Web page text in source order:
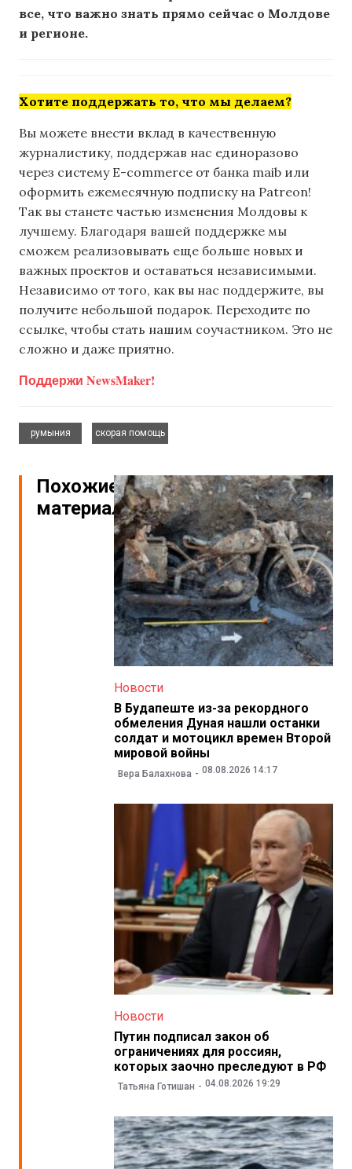
все, что важно знать прямо сейчас о Молдове
и регионе.
Хотите поддержать то, что мы делаем?
Вы можете внести вклад в качественную
журналистику, поддержав нас единоразово
через систему E-commerce от банка maib или
оформить ежемесячную подписку на Patreon!
Так вы станете частью изменения Молдовы к
лучшему. Благодаря вашей поддержке мы
сможем реализовывать еще больше новых и
важных проектов и оставаться независимыми.
Независимо от того, как вы нас поддержите, вы
получите небольшой подарок. Переходите по
ссылке, чтобы стать нашим соучастником. Это не
сложно и даже приятно.
Поддержи NewsMaker!
румыния
скорая помощь
Похожие
материалы
Новости
В Будапеште из-за рекордного
обмеления Дуная нашли останки
солдат и мотоцикл времен Второй
мировой войны
Вера Балахнова 08.08.2026 14:17
Новости
Путин подписал закон об
ограничениях для россиян,
которых заочно преследуют в РФ
Татьяна Готишан 04.08.2026 19:29